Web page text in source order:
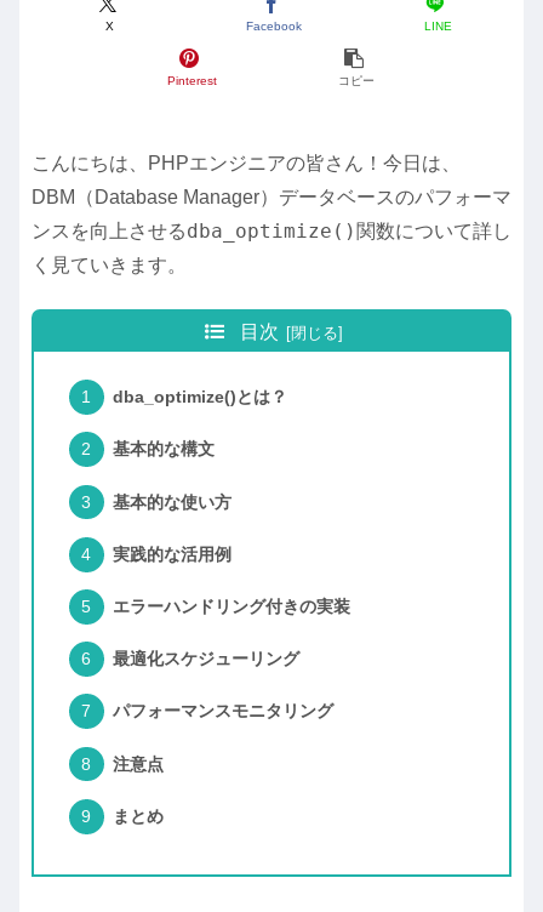
X Facebook LINE
Pinterest コピー
こんにちは、PHPエンジニアの皆さん！今日は、
DBM（Database Manager）データベースのパフォーマ
ンスを向上させるdba_optimize() 関数について詳し
く見ていきます。
目次
dba_optimize()とは？
基本的な構文
基本的な使い方
実践的な活用例
エラーハンドリング付きの実装
最適化スケジューリング
パフォーマンスモニタリング
注意点
まとめ